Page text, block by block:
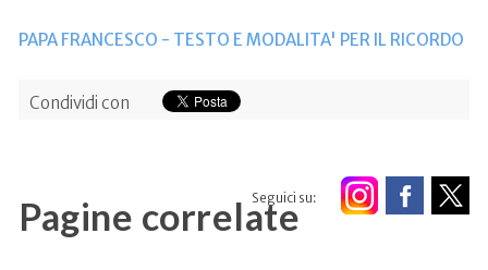
PAPA FRANCESCO - TESTO E MODALITA' PER IL RICORDO
Condividi con
Seguici su:
Pagine correlate